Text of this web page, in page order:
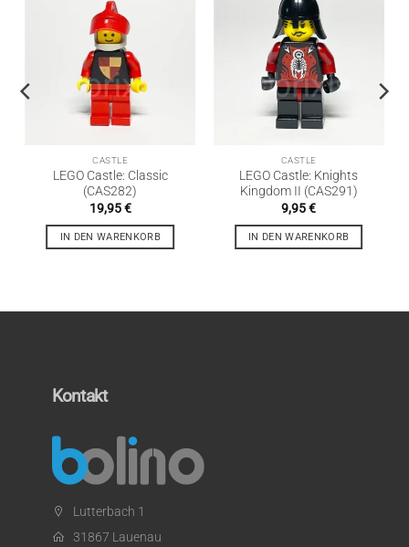
CASTLE
LEGO Castle: Classic
(CAS282)
19,95€
IN DEN WARENKORB
CASTLE
LEGO Castle: Knights
Kingdom II (CAS291)
9,95€
IN DEN WARENKORB
Kontakt
Lutterbach 1
31867 Lauenau